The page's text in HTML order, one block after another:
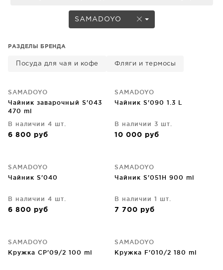
SAMADOYO
РАЗДЕЛЫ БРЕНДА
Посуда для чая и кофе Фляги и термосы
SAMADOYO
Чайник заварочный S'043
470 ml
В наличии 4 шт.
6 800 руб
SAMADOYO
Чайник S'090 1.3 L
В наличии 3 шт.
10 000 руб
SAMADOYO
Чайник S'040
В наличии 4 шт.
6 800 руб
SAMADOYO
Чайник S'051H 900 ml
В наличии 1 шт.
7 700 руб
SAMADOYO
Кружка CP'09/2 100 ml
SAMADOYO
Кружка F'010/2 180 ml